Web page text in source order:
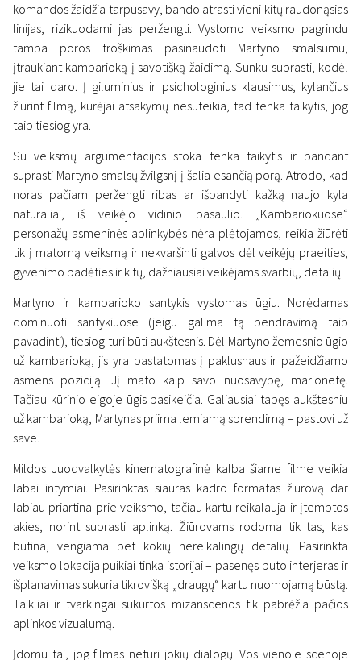
Santykių žaidimai ir angliški
koncertų terminai – Mildos
Juodvalkytės ir Arno Balčiūno
„Kambariokai“
komandos žaidžia tarpusavy, bando atrasti vieni kitų raudonąsias
linijas, rizikuodami jas peržengti. Vystomo veiksmo pagrindu
tampa poros troškimas pasinaudoti Martyno smalsumu,
įtraukiant kambarioką į savotišką žaidimą. Sunku suprasti, kodėl
jie tai daro. Į giluminius ir psichologinius klausimus, kylančius
žiūrint filmą, kūrėjai atsakymų nesuteikia, tad tenka taikytis, jog
taip tiesiog yra.
Su veiksmų argumentacijos stoka tenka taikytis ir bandant
suprasti Martyno smalsų žvilgsnį į šalia esančią porą. Atrodo, kad
noras pačiam peržengti ribas ar išbandyti kažką naujo kyla
natūraliai, iš veikėjo vidinio pasaulio. „Kambariokuose“
personažų asmeninės aplinkybės nėra plėtojamos, reikia žiūrėti
tik į matomą veiksmą ir nekvaršinti galvos dėl veikėjų praeities,
gyvenimo padėties ir kitų, dažniausiai veikėjams svarbių, detalių.
Martyno ir kambarioko santykis vystomas ūgiu. Norėdamas
dominuoti santykiuose (jeigu galima tą bendravimą taip
pavadinti), tiesiog turi būti aukštesnis. Dėl Martyno žemesnio ūgio
už kambarioką, jis yra pastatomas į paklusnaus ir pažeidžiamo
asmens poziciją. Jį mato kaip savo nuosavybę, marionetę.
Tačiau kūrinio eigoje ūgis pasikeičia. Galiausiai tapęs aukštesniu
už kambarioką, Martynas priima lemiamą sprendimą – pastovi už
save.
Mildos Juodvalkytės kinematografinė kalba šiame filme veikia
labai intymiai. Pasirinktas siauras kadro formatas žiūrovą dar
labiau priartina prie veiksmo, tačiau kartu reikalauja ir įtemptos
akies, norint suprasti aplinką. Žiūrovams rodoma tik tas, kas
būtina, vengiama bet kokių nereikalingų detalių. Pasirinkta
veiksmo lokacija puikiai tinka istorijai – pasenęs buto interjeras ir
išplanavimas sukuria tikrovišką „draugų“ kartu nuomojamą būstą.
Taikliai ir tvarkingai sukurtos mizanscenos tik pabrėžia pačios
aplinkos vizualumą.
Įdomu tai, jog filmas neturi jokių dialogų. Vos vienoje scenoje